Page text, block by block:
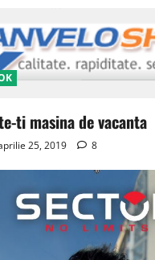
ti masina de vacanta
25, 2019 8